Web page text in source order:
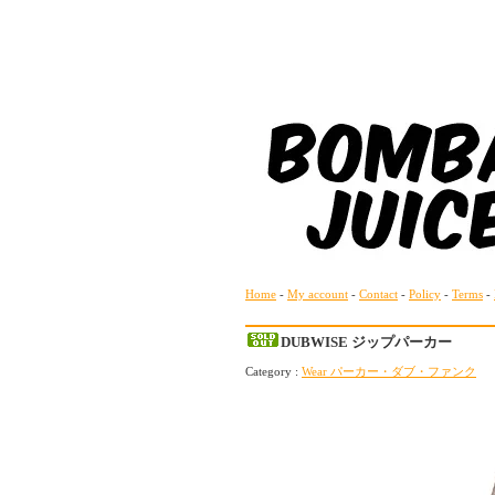
Home - My account - Contact - Policy - Terms -
DUBWISE ジップパーカー
Category : Wear パーカー・ダブ・ファンク